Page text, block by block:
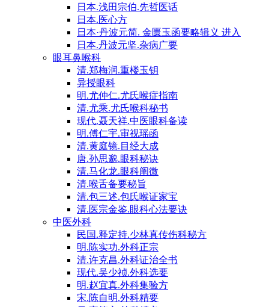
日本.浅田宗伯.先哲医话
日本.医心方
日本·丹波元简. 金匮玉函要略辑义 进入
日本.丹波元坚.杂病广要
眼耳鼻喉科
清.郑梅润.重楼玉钥
异授眼科
明.尤仲仁.尤氏喉症指南
清.尤乘.尤氏喉科秘书
现代.聂天祥.中医眼科备读
明.傅仁宇.审视瑶函
清.黄庭镜.目经大成
唐.孙思邈.眼科秘诀
清.马化龙.眼科阐微
清.喉舌备要秘旨
清.包三述.包氏喉证家宝
清.医宗金鉴.眼科心法要诀
中医外科
民国.释定持.少林真传伤科秘方
明.陈实功.外科正宗
清.许克昌.外科证治全书
现代.吴少祯.外科选要
明.赵宜真.外科集验方
宋.陈自明.外科精要